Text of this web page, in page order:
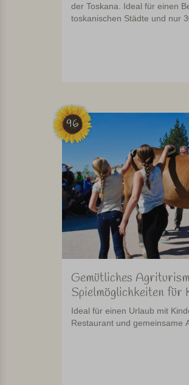
der Toskana. Ideal für einen
toskanischen Städte und nur
96
Gemütliches
Spielmöglichkeiten für
Ideal für einen Urlaub mit
Restaurant und gemeinsame